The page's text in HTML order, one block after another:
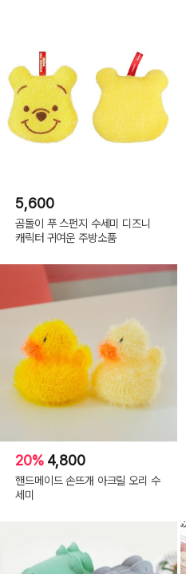
5,600
곰돌이 푸 스펀지 수세미 디즈니
캐릭터 귀여운 주방소품
20% 4,800
핸드메이드 손뜨개 아크릴 오리 수
세미